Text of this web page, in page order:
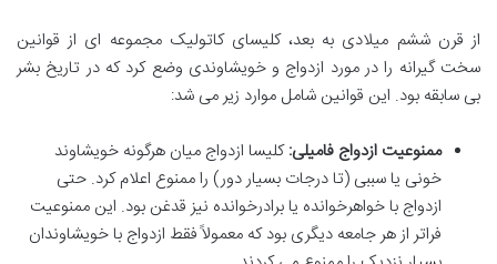
از قرن ششم میلادی به بعد، کلیسای کاتولیک مجموعه ای از قوانین
سخت گیرانه را در مورد ازدواج و خویشاوندی وضع کرد که در تاریخ بشر
بی سابقه بود. این قوانین شامل موارد زیر می شد:
ممنوعیت ازدواج فامیلی:کلیسا ازدواج میان هرگونه خویشاوند
خونی یا سببی (تا درجات بسیار دور) را ممنوع اعلام کرد. حتی
ازدواج با خواهرخوانده یا برادرخوانده نیز قدغن بود. این ممنوعیت
فراتر از هر جامعه دیگری بود که معمولاً فقط ازدواج با خویشاوندان